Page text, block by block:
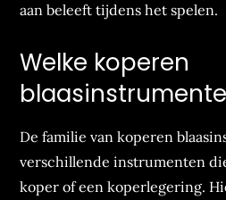
aan beleeft tijdens het spelen.
Welke koperen
De familie van koperen
verschillende instrumenten
koper of een koperlegering.